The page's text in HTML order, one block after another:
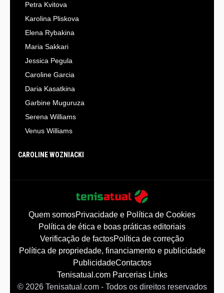
Petra Kvitova
Karolina Pliskova
Elena Rybakina
Maria Sakkari
Jessica Pegula
Caroline Garcia
Daria Kasatkina
Garbine Muguruza
Serena Williams
Venus Williams
CAROLINE WOZNIACKI
Quem somosPrivacidade e Política de Cookies
Política de ética e boas práticas editoriais
Verificação de factosPolítica de correção
Política de propriedade, financiamento e publicidade
PublicidadeContactos
Tenisatual.com Parcerias Links
© 2026 Tenisatual.com- Todos os direitos reservados